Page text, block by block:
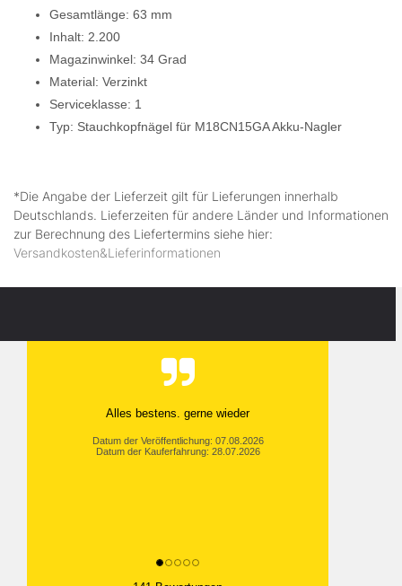
Gesamtlänge: 63 mm
Inhalt: 2.200
Magazinwinkel: 34 Grad
Material: Verzinkt
Serviceklasse: 1
Typ: Stauchkopfnägel für M18CN15GA Akku-Nagler
*Die Angabe der Lieferzeit gilt für Lieferungen innerhalb
Deutschlands. Lieferzeiten für andere Länder und Informationen
zur Berechnung des Liefertermins siehe hier:
Versandkosten&Lieferinformationen
Alles bestens. gerne wieder
Datum der Veröffentlichung: 07.08.2026
Datum der Kauferfahrung: 28.07.2026